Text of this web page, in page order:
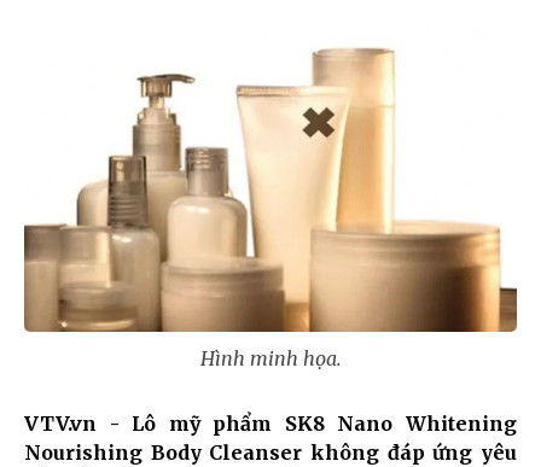
Hình minh họa.
VTV.vn - Lô mỹ phẩm SK8 Nano Whitening
Nourishing Body Cleanser không đáp ứng yêu